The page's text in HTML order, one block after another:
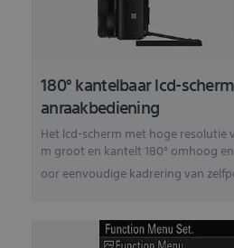
180° kantelbaar lcd-
anraakbediening
Het lcd-scherm met hoge resolutie
m groot en kantelt 180° omhoog
oor eenvoudige kadrering van